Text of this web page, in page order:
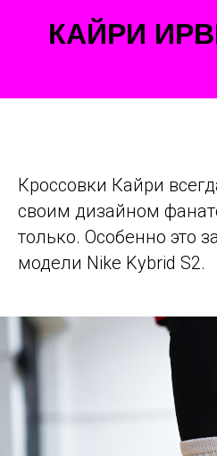
КАЙРИ
Кроссовки Кайри
своим дизайном
только. Особенно это
модели Nike Kybrid S2.